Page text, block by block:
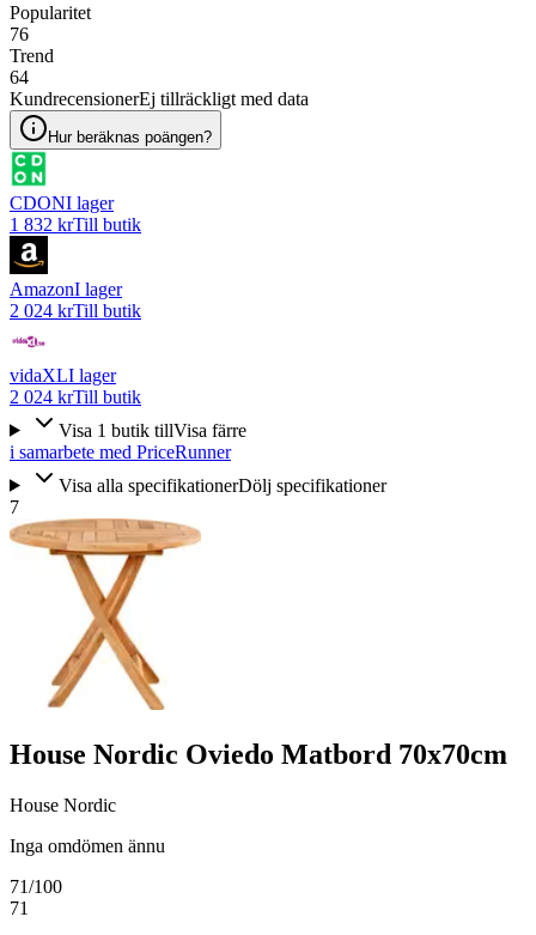
Popularitet
76
Trend
64
KundrecensionerEj tillräckligt med data
Hur beräknas poängen?
CDONI lager
1 832 krTill butik
AmazonI lager
2 024 krTill butik
vidaXLI lager
2 024 krTill butik
Visa 1 butik tillVisa färre
i samarbete med PriceRunner
Visa alla specifikationerDölj specifikationer
7
House Nordic Oviedo Matbord 70x70cm
House Nordic
Inga omdömen ännu
71/100
71